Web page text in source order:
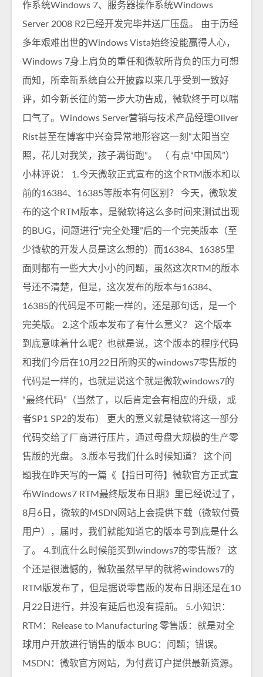
作系统Windows 7、服务器操作系统Windows
Server 2008 R2已经开发完毕并送厂压盘。 由于历经
多年艰难出世的Windows Vista始终没能赢得人心，
Windows 7身上肩负的重任和微软所背负的压力可想
而知，所幸新系统自公开披露以来几乎受到一致好
评，如今新长征的第一步大功告成，微软终于可以喘
口气了。Windows Server营销与技术产品经理Oliver
Rist甚至在博客中兴奋异常地形容这一刻“太阳当空
照，花儿对我笑，孩子满街跑”。 （ 有点“中国风”）
小林评说： 1.今天微软正式宣布的这个RTM版本和以
前的16384、16385等版本有何区别？ 今天，微软发
布的这个RTM版本，是微软将这么多时间来测试出现
的BUG，问题进行“完全处理”后的一个完美版本（至
少微软的开发人员是这么想的）而16384、16385里
面则都有一些大大小小的问题，虽然这次RTM的版本
号还不清楚，但是，这次发布的版本与16384、
16385的代码是不可能一样的，还是那句话，是一个
完美版。 2.这个版本发布了有什么意义？ 这个版本
到底意味着什么呢？也就是说，这个版本的程序代码
和我们今后在10月22日所购买的windows7零售版的
代码是一样的，也就是说这个就是微软windows7的
“最终代码”（当然了，以后肯定会有相应的升级，或
者SP1 SP2的发布） 更大的意义就是微软将这一部分
代码交给了厂商进行压片，通过母盘大规模的生产零
售版的光盘。 3.版本号我们什么时候知道？ 这个问
题我在昨天写的一篇《【指日可待】微软官方正式宣
布Windows7 RTM最终版发布日期》里已经说过了，
8月6日，微软的MSDN网站上会提供下载（微软付费
用户），届时，我们就能知道它的版本号到底是什么
了。 4.到底什么时候能买到windows7的零售版？ 这
个还是很遗憾的，微软虽然早早的就将windows7的
RTM版发布了，但是据说零售版的发布日期还是在10
月22日进行，并没有延后也没有提前。 5.小知识：
RTM：Release to Manufacturing 零售版：就是对全
球用户开放进行销售的版本 BUG：问题；错误。
MSDN：微软官方网站，为付费订户提供最新资源。